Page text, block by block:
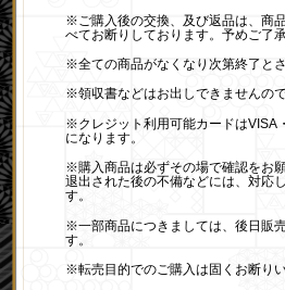
※ご購入後の交換、及び返品は、商
べてお断りしております。予めご了承
※全ての商品がなくなり次第終了と
※領収書などはお出しできませんの
※クレジット利用可能カードはVISA
になります。
※購入商品は必ずその場で確認をお
退出された後の不備などには、対応
す。
※一部商品につきましては、後日販
す。
※転売目的でのご購入は固くお断りい